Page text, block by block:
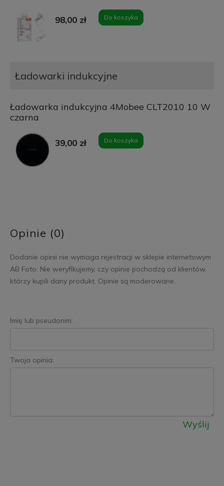
98,00 zł Do koszyka
Ładowarki indukcyjne
Ładowarka indukcyjna 4Mobee CLT2010 10 W
czarna
39,00 zł Do koszyka
Opinie (0)
Dodanie opinii nie wymaga rejestracji w sklepie internetowym
AB Foto. Nie weryfikujemy, czy opinie pochodzą od klientów,
którzy kupili dany produkt. Opinie są moderowane.
Imię lub pseudonim:
Twoja opinia:
Wyślij